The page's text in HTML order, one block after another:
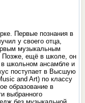
Первые познания в
у своего отца,
музыкальным
Позже, ещё в школе, он
в школьном ансамбле и
поступает в Высшую
and Art) по классу
образование в
выбранного